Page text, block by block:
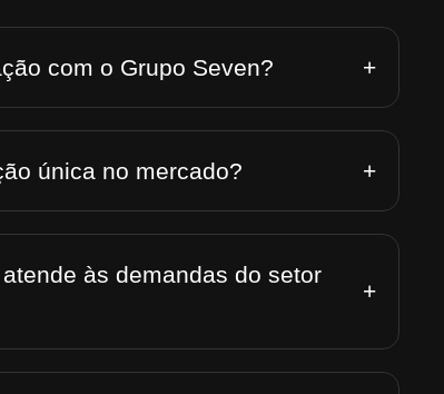
com o Grupo Seven? +
única no mercado? +
às demandas do setor
+